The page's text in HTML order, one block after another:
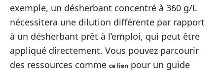
exemple, un désherbant concentré à 360 g/L
nécessitera une dilution différente par rapport
à un désherbant prêt à l’emploi, qui peut être
appliqué directement. Vous pouvez parcourir
des ressources comme ce lien pour un guide